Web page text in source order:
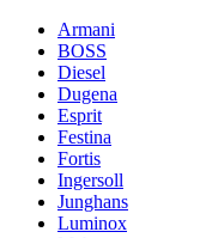
Armani
BOSS
Diesel
Dugena
Esprit
Festina
Fortis
Ingersoll
Junghans
Luminox